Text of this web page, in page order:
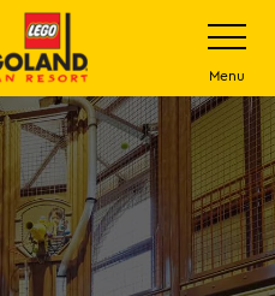
打
開
網
站
菜
單
Menu